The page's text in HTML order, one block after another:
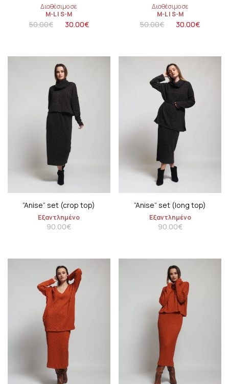
Διαθέσιμο σε
M-L|S-M
50.00€ 30.00€
Διαθέσιμο σε
M-L|S-M
50.00€ 30.00€
”Anise” set (crop top)
Εξαντλημένο
90.00€
”Anise” set (long top)
Εξαντλημένο
90.00€